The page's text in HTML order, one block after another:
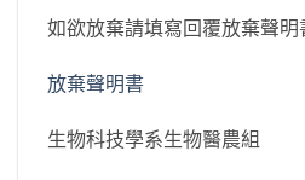
如欲放棄請填寫回覆放棄聲明
放棄聲明書
生物科技學系生物醫農組